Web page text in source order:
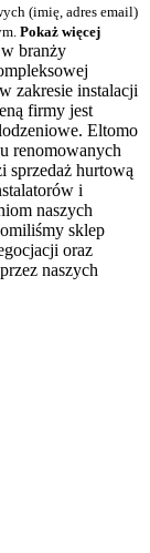
(imię, adres email)
Pokaż więcej
branży
zakresie instalacji
firmy jest
Eltomo
renomowanych
sprzedaż hurtową
i
naszych
sklep
oraz
naszych